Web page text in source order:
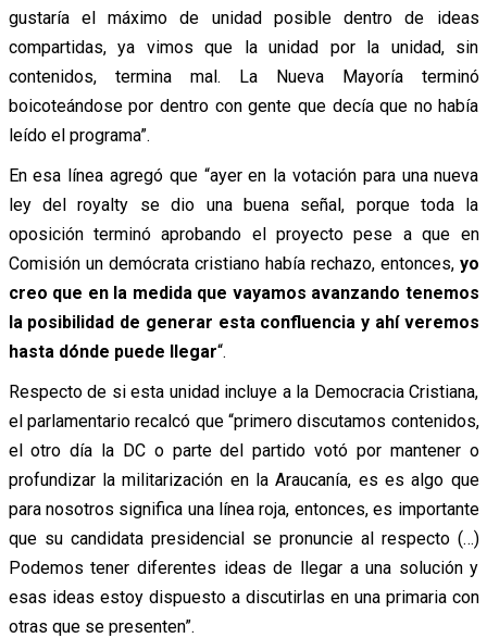
gustaría el máximo de unidad posible dentro de ideas
compartidas, ya vimos que la unidad por la unidad, sin
contenidos, termina mal. La Nueva Mayoría terminó
boicoteándose por dentro con gente que decía que no había
leído el programa”.
En esa línea agregó que “ayer en la votación para una nueva
ley del royalty se dio una buena señal, porque toda la
oposición terminó aprobando el proyecto pese a que en
Comisión un demócrata cristiano había rechazo, entonces, yo
creo que en la medida que vayamos avanzando tenemos
la posibilidad de generar esta confluencia y ahí veremos
hasta dónde puede llegar“.
Respecto de si esta unidad incluye a la Democracia Cristiana,
el parlamentario recalcó que “primero discutamos contenidos,
el otro día la DC o parte del partido votó por mantener o
profundizar la militarización en la Araucanía, es es algo que
para nosotros significa una línea roja, entonces, es importante
que su candidata presidencial se pronuncie al respecto (…)
Podemos tener diferentes ideas de llegar a una solución y
esas ideas estoy dispuesto a discutirlas en una primaria con
otras que se presenten”.